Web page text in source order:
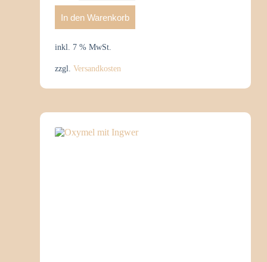
In den Warenkorb
inkl. 7 % MwSt.
zzgl. Versandkosten